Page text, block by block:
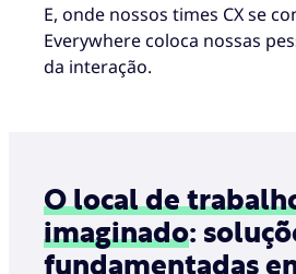
E, onde nossos times CX se
Everywhere coloca nossas
da interação.
O local de
imaginado:
fundamentadas